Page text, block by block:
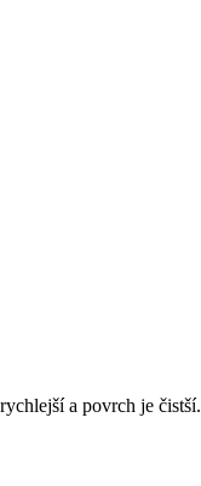
a povrch je čistší.